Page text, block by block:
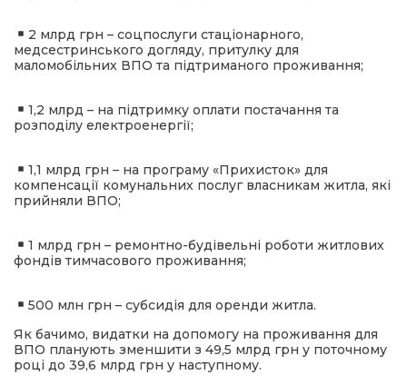
2 млрд грн – соцпослуги стаціонарного,
медсестринського догляду, притулку для
маломобільних ВПО та підтриманого проживання;
1,2 млрд – на підтримку оплати постачання та
розподілу електроенергії;
1,1 млрд грн – на програму «Прихисток» для
компенсації комунальних послуг власникам житла, які
прийняли ВПО;
1 млрд грн – ремонтно-будівельні роботи житлових
фондів тимчасового проживання;
500 млн грн – субсидія для оренди житла.
Як бачимо, видатки на допомогу на проживання для
ВПО планують зменшити з 49,5 млрд грн у поточному
році до 39,6 млрд грн у наступному.